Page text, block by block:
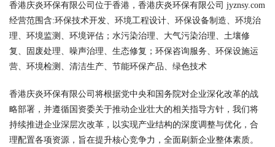
香港庆炎环保有限公司位于香港，香港庆炎环保有限公司 jyznsy.com
经营范围含:环保技术开发、环境工程设计、环保设备制造、环境治
理、环境监测、环境评估；水污染治理、大气污染治理、土壤修
复、固废处理、噪声治理、生态修复；环保咨询服务、环保设施运
营、环境检测、清洁生产、节能环保产品、绿色技术
香港庆炎环保有限公司将根据党中央和国务院对企业深化改革的战
略部署，并遵循国资委关于推动企业壮大的相关指导方针，我们将
持续推进企业深层次改革，以实现产业结构的深度调整与优化，合
理配置各项资源，旨在提升核心竞争力，全面刷新企业整体素质。